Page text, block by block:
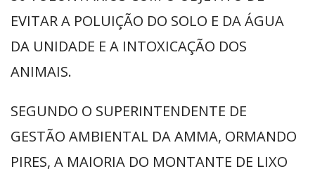
EVITAR A POLUIÇÃO DO SOLO E DA ÁGUA
DA UNIDADE E A INTOXICAÇÃO DOS
ANIMAIS.
SEGUNDO O SUPERINTENDENTE DE
GESTÃO AMBIENTAL DA AMMA, ORMANDO
PIRES, A MAIORIA DO MONTANTE DE LIXO